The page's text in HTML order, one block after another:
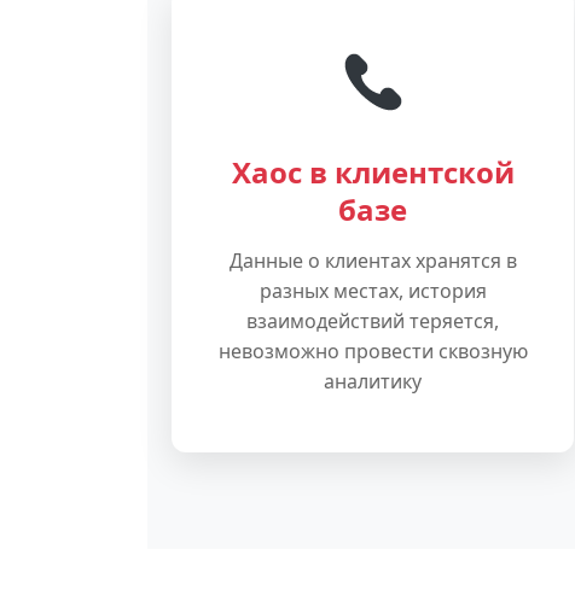
Хаос в клиентской
базе
Данные о клиентах хранятся в
разных местах, история
взаимодействий теряется,
невозможно провести сквозную
аналитику